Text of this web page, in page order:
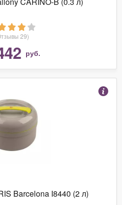
29)
руб.
Barcelona I8440 (2 л)